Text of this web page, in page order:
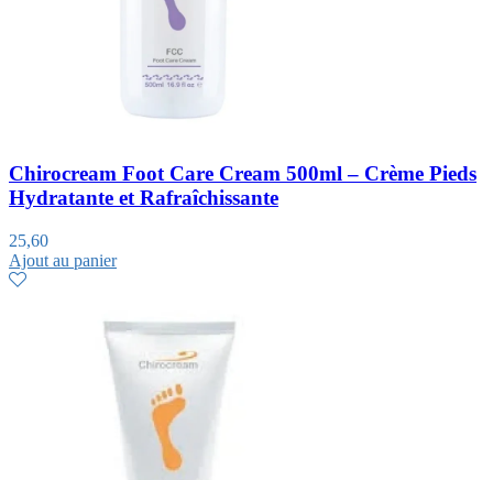
Chirocream Foot Care Cream 500ml – Crème Pieds
Hydratante et Rafraîchissante
25,60
Ajout au panier